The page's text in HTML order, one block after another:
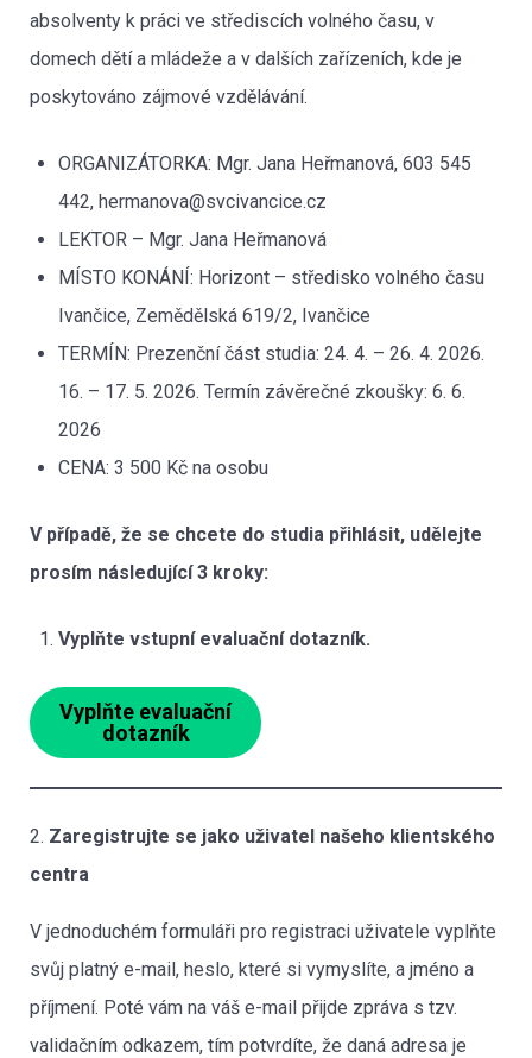
absolventy k práci ve střediscích volného času, v
domech dětí a mládeže a v dalších zařízeních, kde je
poskytováno zájmové vzdělávání.
ORGANIZÁTORKA: Mgr. Jana Heřmanová, 603 545
442, hermanova@svcivancice.cz
LEKTOR – Mgr. Jana Heřmanová
MÍSTO KONÁNÍ: Horizont – středisko volného času
Ivančice, Zemědělská 619/2, Ivančice
TERMÍN: Prezenční část studia: 24. 4. – 26. 4. 2026.
16. – 17. 5. 2026. Termín závěrečné zkoušky: 6. 6.
2026
CENA: 3 500 Kč na osobu
V případě, že se chcete do studia přihlásit, udělejte
prosím následující 3 kroky:
Vyplňte vstupní evaluační dotazník.
Vyplňte evaluační
dotazník
2. Zaregistrujte se jako uživatel našeho klientského
centra
V jednoduchém formuláři pro registraci uživatele vyplňte
svůj platný e-mail, heslo, které si vymyslíte, a jméno a
příjmení. Poté vám na váš e-mail přijde zpráva s tzv.
validačním odkazem, tím potvrdíte, že daná adresa je